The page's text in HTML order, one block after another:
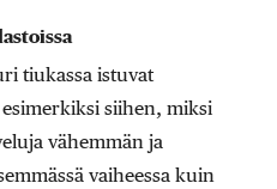
tiukassa istuvat
siihen, miksi
vähemmän ja
vaiheessa kuin